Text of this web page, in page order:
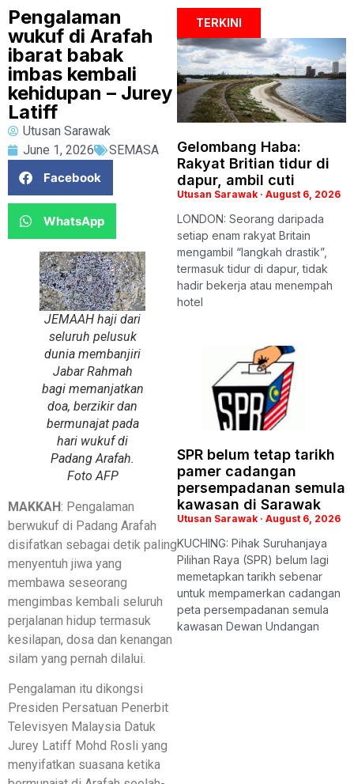
Pengalaman
wukuf di Arafah
ibarat babak
imbas kembali
kehidupan – Jurey
Latiff
Utusan Sarawak
June 1, 2026
SEMASA
Facebook
WhatsApp
JEMAAH haji dari
seluruh pelusuk
dunia membanjiri
Jabar Rahmah
bagi memanjatkan
doa, berzikir dan
bermunajat pada
hari wukuf di
Padang Arafah.
Foto AFP
MAKKAH: Pengalaman
berwukuf di Padang Arafah
disifatkan sebagai detik paling
menyentuh jiwa yang
membawa seseorang
mengimbas kembali seluruh
perjalanan hidup termasuk
kesilapan, dosa dan kenangan
silam yang pernah dilalui.
Pengalaman itu dikongsi
Presiden Persatuan Penerbit
Televisyen Malaysia Datuk
Jurey Latiff Mohd Rosli yang
menyifatkan suasana ketika
TERKINI
Gelombang Haba:
Rakyat Britian tidur di
dapur, ambil cuti
Utusan Sarawak August 6, 2026
LONDON: Seorang daripada
setiap enam rakyat Britain
mengambil “langkah drastik”,
termasuk tidur di dapur, tidak
hadir bekerja atau menempah
hotel
SPR belum tetap tarikh
pamer cadangan
persempadanan semula
kawasan di Sarawak
Utusan Sarawak August 6, 2026
KUCHING: Pihak Suruhanjaya
Pilihan Raya (SPR) belum lagi
memetapkan tarikh sebenar
untuk mempamerkan cadangan
peta persempadanan semula
kawasan Dewan Undangan